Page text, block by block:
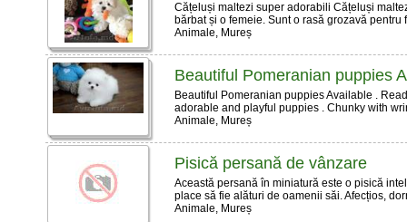
Cățeluși maltezi super adorabili Cățeluși
bărbat și o femeie. Sunt o rasă grozavă pentru
Animale, Mureș
Beautiful Pomeranian puppies
Beautiful Pomeranian puppies Available .
adorable and playful puppies . Chunky with
Animale, Mureș
Pisică persană de vânzare
Această persană în miniatură este o pisică
place să fie alături de oamenii săi. Afecțios,
Animale, Mureș